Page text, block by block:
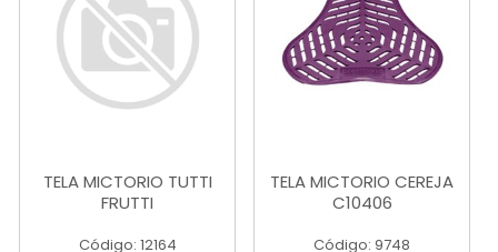
TELA MICTORIO TUTTI
FRUTTI
Código: 12164
TELA MICTORIO CEREJA
C10406
Código: 9748